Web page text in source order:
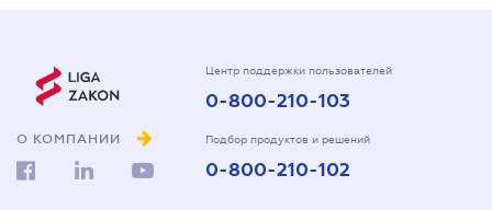
О КОМПАНИИ
Центр поддержки пользователей
0-800-210-103
Подбор продуктов и решений
0-800-210-102